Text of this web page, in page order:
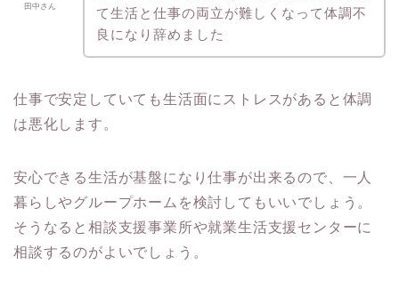
田中さん
て生活と仕事の両立が難しくなって体調不
良になり辞めました
仕事で安定していても生活面にストレスがあると体調
は悪化します。
安心できる生活が基盤になり仕事が出来るので、一人
暮らしやグループホームを検討してもいいでしょう。
そうなると相談支援事業所や就業生活支援センターに
相談するのがよいでしょう。